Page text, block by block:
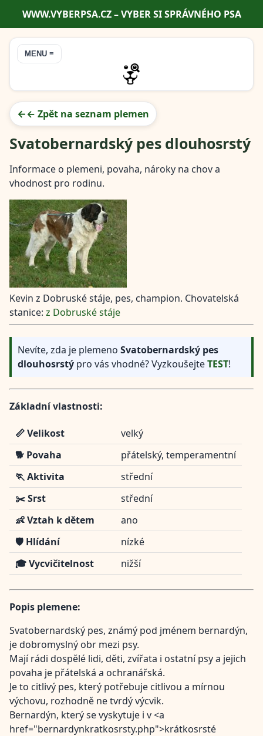
WWW.VYBERPSA.CZ – VYBER SI SPRÁVNÉHO PSA
MENU ≡
← Zpět na seznam plemen
Svatobernardský pes dlouhosrstý
Informace o plemeni, povaha, nároky na chov a
vhodnost pro rodinu.
Kevin z Dobruské stáje, pes, champion. Chovatelská
stanice: z Dobruské stáje
Nevíte, zda je plemeno Svatobernardský pes
dlouhosrstý pro vás vhodné? VyzkoušejteTEST!
Základní vlastnosti:
📏 Velikost
velký
🐕 Povaha
přátelský, temperamentní
🏃 Aktivita
střední
✂️ Srst
střední
👶 Vztah k dětem
ano
🛡️ Hlídání
nízké
🎓 Vycvičitelnost
nižší
Popis plemene:
Svatobernardský pes, známý pod jménem bernardýn,
je dobromyslný obr mezi psy.
Mají rádi dospělé lidi, děti, zvířata i ostatní psy a jejich
povaha je přátelská a ochranářská.
Je to citlivý pes, který potřebuje citlivou a mírnou
výchovu, rozhodně ne tvrdý výcvik.
Bernardýn, který se vyskytuje i v <a
href="bernardynkratkosrsty.php">krátkosrsté